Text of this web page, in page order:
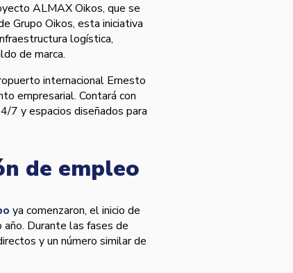
ALMAX Oikos, que se
Grupo Oikos, esta iniciativa
logística,
de marca.
internacional Ernesto
empresarial. Contará con
7 y espacios diseñados para
de empleo
ya comenzaron, el inicio de
Durante las fases de
y un número similar de